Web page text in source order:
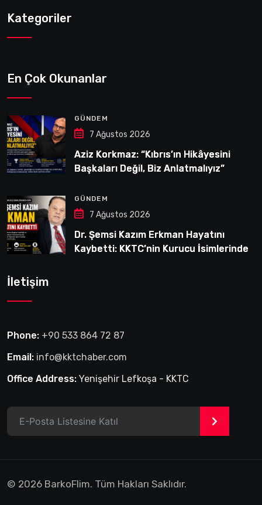
Kategoriler
En Çok Okunanlar
GÜNDEM
7 Ağustos 2026
Aziz Korkmaz: “Kıbrıs’ın Hikâyesini
Başkaları Değil, Biz Anlatmalıyız”
GÜNDEM
7 Ağustos 2026
Dr. Şemsi Kazım Erkman Hayatını
Kaybetti: KKTC’nin Kurucu İsimlerinden
İletişim
Phone: +90 533 864 72 87
Email: info@kktchaber.com
Office Address: Yenişehir Lefkoşa - KKTC
>
© 2026 BarkoFlim. Tüm Hakları Saklıdır.